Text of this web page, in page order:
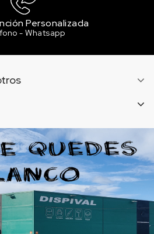
Personalizada
- Whatsapp